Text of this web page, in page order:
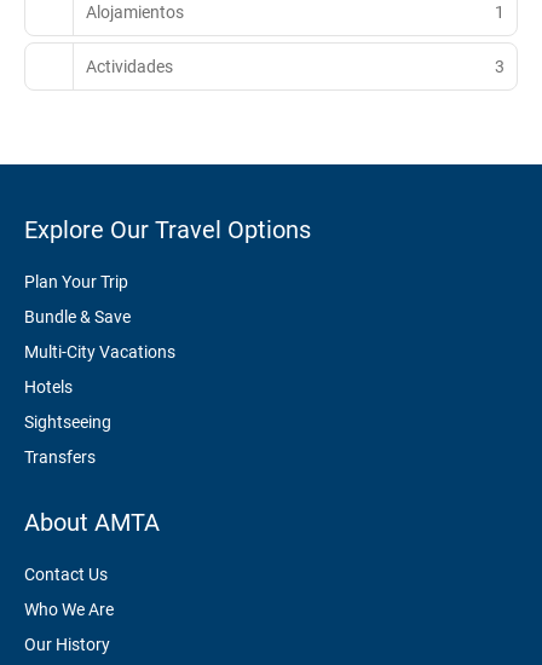
Alojamientos 1
Actividades 3
Explore Our Travel Options
Plan Your Trip
Bundle & Save
Multi-City Vacations
Hotels
Sightseeing
Transfers
About AMTA
Contact Us
Who We Are
Our History